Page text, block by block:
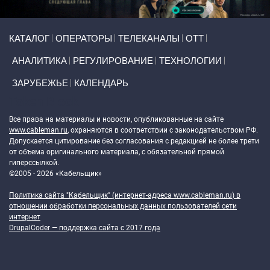
КАТАЛОГ ОПЕРАТОРЫ ТЕЛЕКАНАЛЫ ОТТ
АНАЛИТИКА РЕГУЛИРОВАНИЕ ТЕХНОЛОГИИ
ЗАРУБЕЖЬЕ КАЛЕНДАРЬ
Все права на материалы и новости, опубликованные на сайте
www.cableman.ru, охраняются в соответствии с законодательством РФ.
Допускается цитирование без согласования с редакцией не более трети
от объема оригинального материала, с обязательной прямой
гиперссылкой.
©2005 - 2026 «Кабельщик»
Политика сайта "Кабельщик" (интернет-адреса www.cableman.ru) в
отношении обработки персональных данных пользователей сети
интернет
DrupalCoder — поддержка сайта c 2017 года